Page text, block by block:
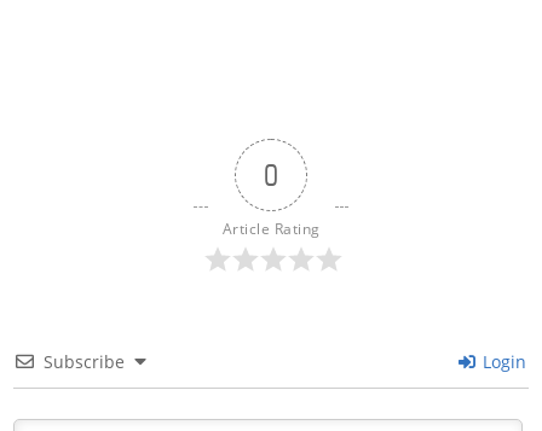
0
Article Rating
Subscribe Login